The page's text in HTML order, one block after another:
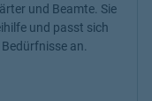
und Beamte. Sie
und passt sich
an.